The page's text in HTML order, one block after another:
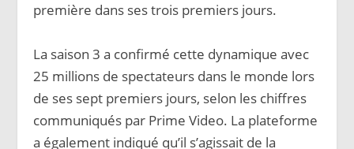
première dans ses trois premiers jours.
La saison 3 a confirmé cette dynamique avec
25 millions de spectateurs dans le monde lors
de ses sept premiers jours, selon les chiffres
communiqués par Prime Video. La plateforme
a également indiqué qu’il s’agissait de la